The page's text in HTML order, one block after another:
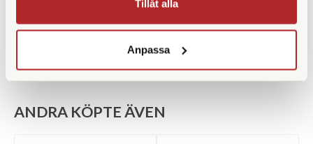
Tillåt alla
Anpassa
ANDRA KÖPTE ÄVEN